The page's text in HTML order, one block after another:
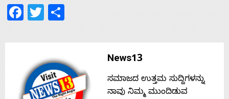
Advertise
With
Facebook
Twitter
News13
ಸಮಾಜದ ಉತ್ತಮ ಸುದ್ದಿಗಳನ್ನು
ನಾವು ನಿಮ್ಮ ಮುಂದಿಡುವ